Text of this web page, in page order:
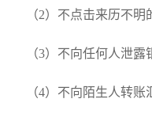
（2）不点击来历不明
（3）不向任何人泄露
（4）不向陌生人转账